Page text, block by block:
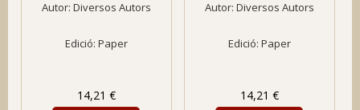
Autor: Diversos Autors
Edició: Paper
14,21 €
Autor: Diversos Autors
Edició: Paper
14,21 €